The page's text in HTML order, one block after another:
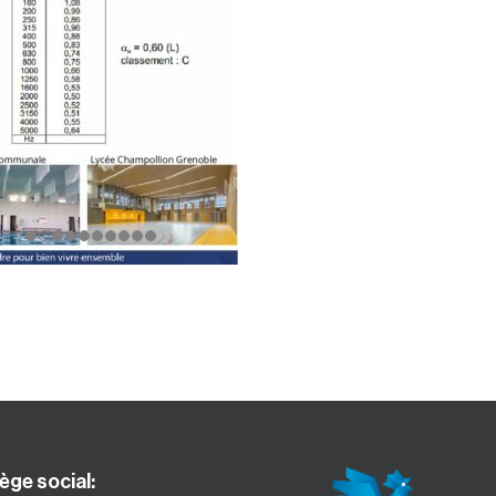
social: